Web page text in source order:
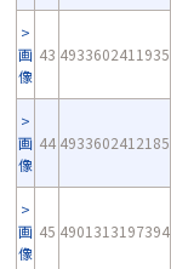
画
像
43 4933602411935
画
像
44 4933602412185
画
像
45 4901313197394